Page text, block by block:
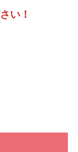
い ！